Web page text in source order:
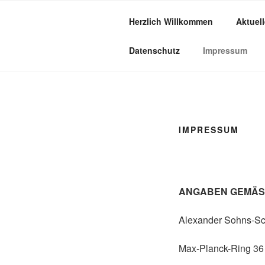
handgemachtes aus Holz – so
Herzlich Willkommen
Datenschutz Impressum
IMPRESSUM
ANGABEN
Alexander Sohns-
Max-Planck-Ring 36